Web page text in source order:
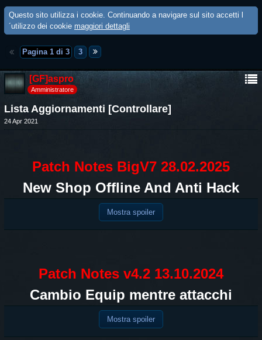
Questo sito utilizza i cookie. Continuando a navigare sul sito accetti l
´utilizzo dei cookie maggiori dettagli
Pagina 1 di 3 3
[GF]aspro
Amministratore
Lista Aggiornamenti [Controllare]
24 Apr 2021
Patch Notes BigV7 28.02.2025
New Shop Offline And Anti Hack
Mostra spoiler
Patch Notes v4.2 13.10.2024
Cambio Equip mentre attacchi
Mostra spoiler